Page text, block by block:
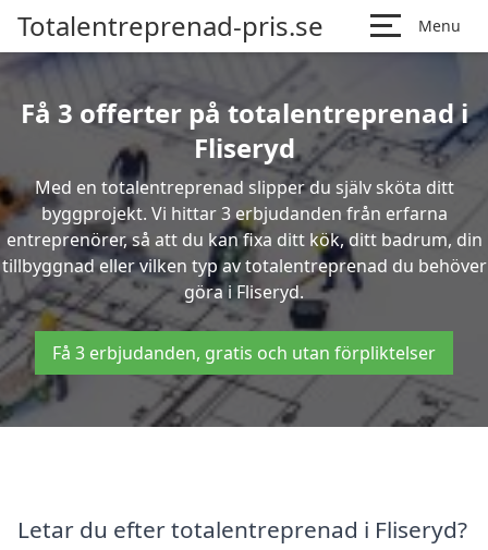
Totalentreprenad-pris.se Menu
Få 3 offerter på totalentreprenad i
Fliseryd
Med en totalentreprenad slipper du själv sköta ditt
byggprojekt. Vi hittar 3 erbjudanden från erfarna
entreprenörer, så att du kan fixa ditt kök, ditt badrum, din
tillbyggnad eller vilken typ av totalentreprenad du behöver
göra i Fliseryd.
Få 3 erbjudanden, gratis och utan förpliktelser
Letar du efter totalentreprenad i Fliseryd?